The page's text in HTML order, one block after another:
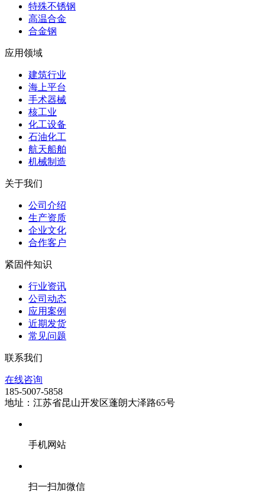
特殊不锈钢
高温合金
合金钢
应用领域
建筑行业
海上平台
手术器械
核工业
化工设备
石油化工
航天船舶
机械制造
关于我们
公司介绍
生产资质
企业文化
合作客户
紧固件知识
行业资讯
公司动态
应用案例
近期发货
常见问题
联系我们
在线咨询
185-5007-5858
地址：江苏省昆山开发区蓬朗大泽路65号
手机网站
扫一扫加微信